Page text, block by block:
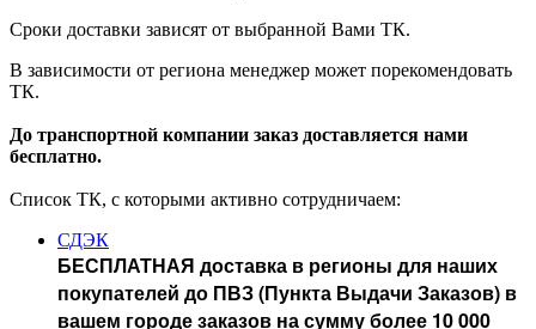
Сроки доставки зависят от выбранной Вами ТК.
В зависимости от региона менеджер может порекомендовать
ТК.
До транспортной компании заказ доставляется нами
бесплатно.
Список ТК, с которыми активно сотрудничаем:
СДЭК
БЕСПЛАТНАЯ доставка в регионы для наших
покупателей до ПВЗ (Пункта Выдачи Заказов) в
вашем городе заказов на сумму более 10 000